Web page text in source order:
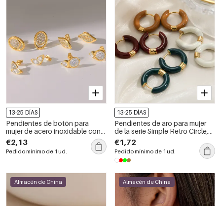
13-25 DÍAS
Pendientes de botón para
mujer de acero inoxidable con
forma geométrica, resistentes al
agua y de color dorado, de la
serie Simple.
€2,13
Pedido mínimo de 1 ud.
13-25 DÍAS
Pendientes de aro para mujer
de la serie Simple Retro Circle,
de acero inoxidable, resistentes
al agua y color dorado.
€1,72
Pedido mínimo de 1 ud.
Almacén de China Almacén de China